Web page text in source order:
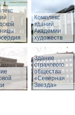
Комплекс
зданий
Академии
художеств
Здание
страхового
общества
«Северная
Звезда»